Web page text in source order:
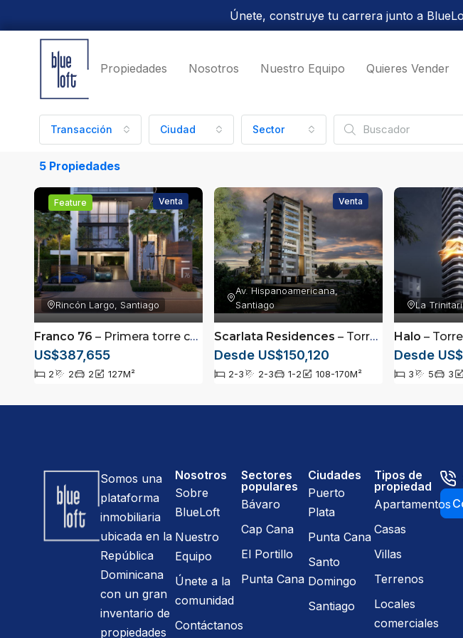
Únete, construye tu carrera junto a
Propiedades Nosotros Nuestro Equipo Quieres Vender
Transacción Ciudad Sector
5 Propiedades
Feature Venta
Rincón Largo, Santiago
Franco 76 – Primera torre con ascensores para vehículos en Santiago de los Caballeros
US$387,655
2 2 2 127M²
Venta
Av. Hispanoamericana,
Santiago
Scarlata Residences – Torre de 12 niveles ubicada en Avenida Hispanoamericana, Santiago
Desde US$150,120
2-3 2-3 1-2 108-170M²
La
Halo – Torre de
Desde
3 5 3
Somos una
plataforma
inmobiliaria
ubicada en la
República
Dominicana
con un gran
inventario de
propiedades
Nosotros
Sobre
BlueLoft
Nuestro
Equipo
Únete a la
comunidad
Contáctanos
Sectores
populares
Bávaro
Cap Cana
El Portillo
Punta Cana
Ciudades
Puerto
Plata
Punta Cana
Santo
Domingo
Santiago
Tipos de
propiedad
Apartamentos
Casas
Villas
Terrenos
Locales
comerciales